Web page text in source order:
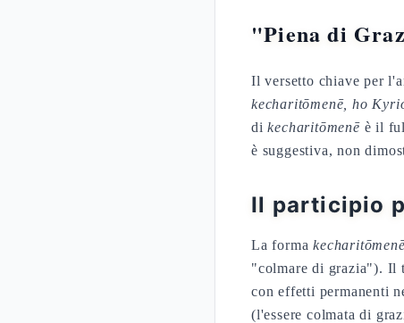
"Piena di
Il versetto chiave per
kecharitōmenē, ho
dikecharitōmenēè il
è suggestiva, non
Il participio
La forma
"colmare di grazia"). Il
con effetti permanenti
(l'essere colmata di